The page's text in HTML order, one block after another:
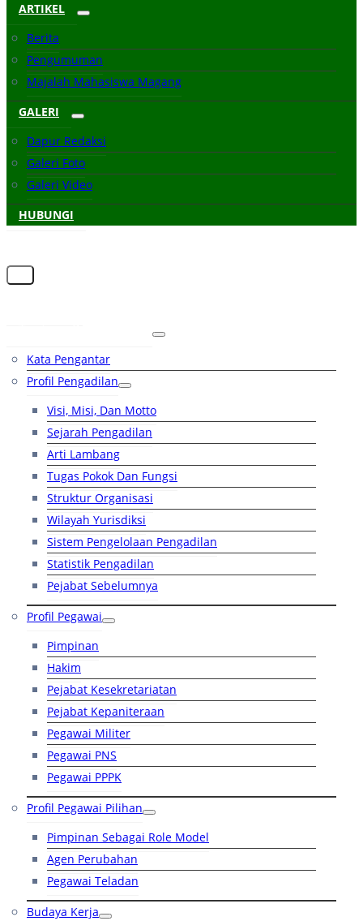
ARTIKEL
Berita
Pengumuman
Majalah Mahasiswa Magang
GALERI
Dapur Redaksi
Galeri Foto
Galeri Video
HUBUNGI
Kata Pengantar
Profil Pengadilan
Visi, Misi, Dan Motto
Sejarah Pengadilan
Arti Lambang
Tugas Pokok Dan Fungsi
Struktur Organisasi
Wilayah Yurisdiksi
Sistem Pengelolaan Pengadilan
Statistik Pengadilan
Pejabat Sebelumnya
Profil Pegawai
Pimpinan
Hakim
Pejabat Kesekretariatan
Pejabat Kepaniteraan
Pegawai Militer
Pegawai PNS
Pegawai PPPK
Profil Pegawai Pilihan
Pimpinan Sebagai Role Model
Agen Perubahan
Pegawai Teladan
Budaya Kerja